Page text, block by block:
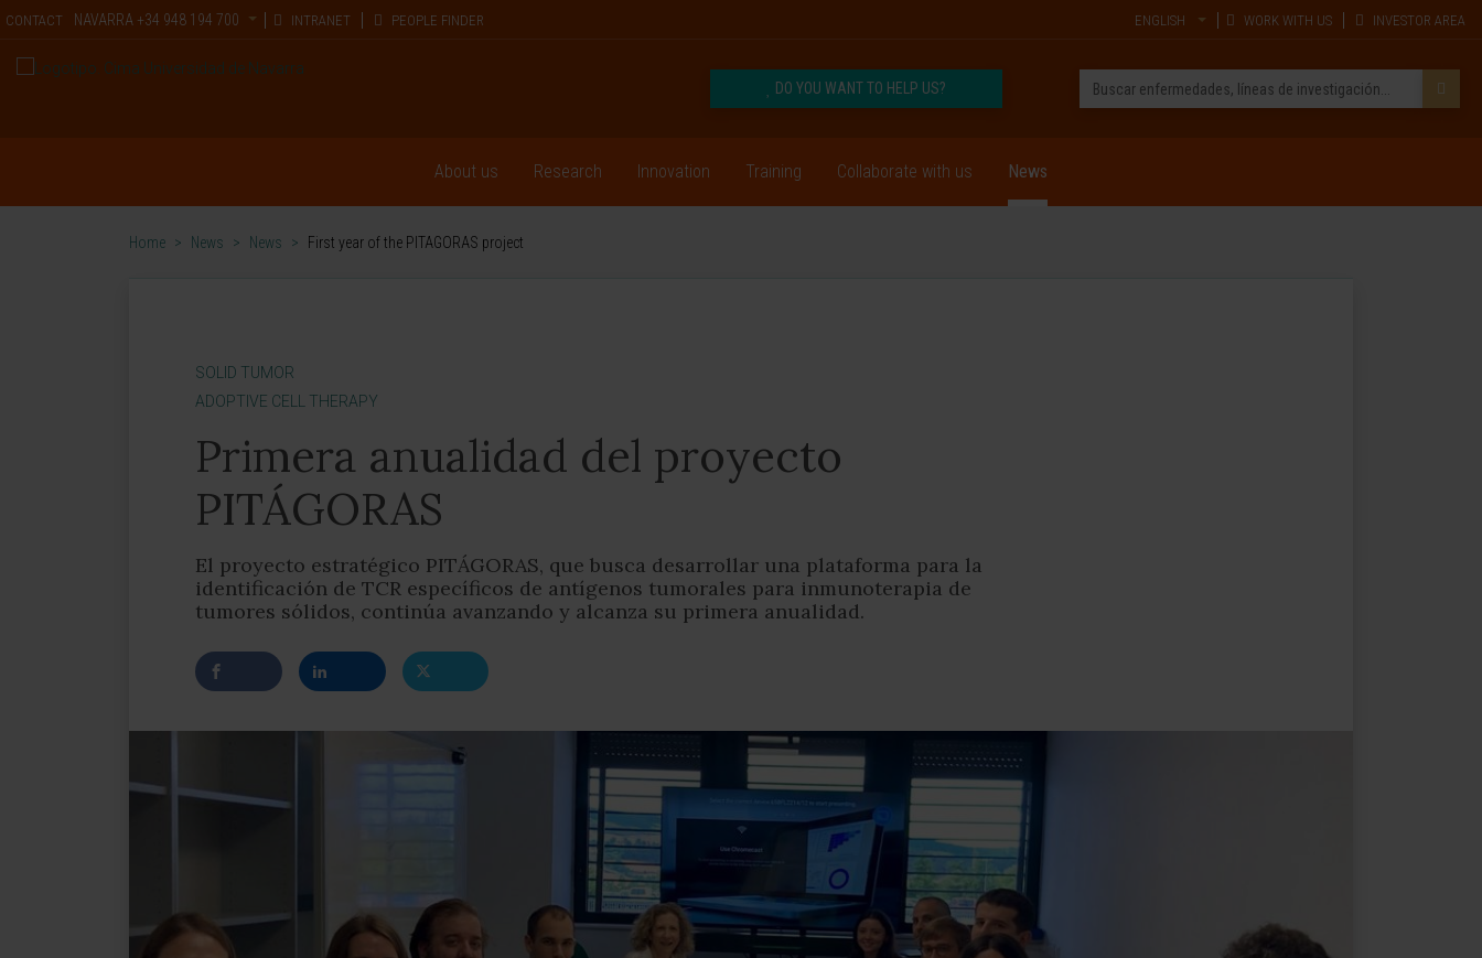
CONTACT NAVARRA +34 948 194 700 INTRANET PEOPLE FINDER ENGLISH WORK WITH US INVESTOR AREA
DO YOU WANT TO HELP US?
About us Research Innovation Training Collaborate with us News
Home > News > News > First year of the PITAGORAS project
SOLID TUMOR
ADOPTIVE CELL THERAPY
Primera anualidad del proyecto
PITÁGORAS
El proyecto estratégico PITÁGORAS, que busca desarrollar una plataforma para la
identificación de TCR específicos de antígenos tumorales para inmunoterapia de
tumores sólidos, continúa avanzando y alcanza su primera anualidad.